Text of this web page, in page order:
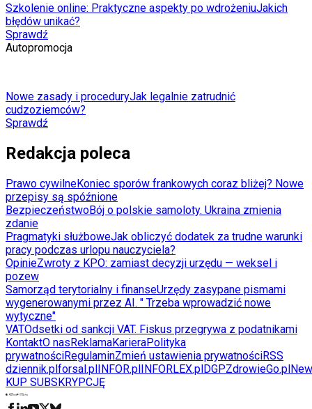
Szkolenie online: Praktyczne aspekty po wdrożeniuJakich
błędów unikać?
Sprawdź
Autopromocja
Nowe zasady i proceduryJak legalnie zatrudnić
cudzoziemców?
Sprawdź
Redakcja poleca
Prawo cywilneKoniec sporów frankowych coraz bliżej? Nowe
przepisy są spóźnione
BezpieczeństwoBój o polskie samoloty. Ukraina zmienia
zdanie
Pragmatyki służboweJak obliczyć dodatek za trudne warunki
pracy podczas urlopu nauczyciela?
OpinieZwroty z KPO: zamiast decyzji urzędu — weksel i
pozew
Samorząd terytorialny i finanseUrzędy zasypane pismami
wygenerowanymi przez AI. " Trzeba wprowadzić nowe
wytyczne"
VATOdsetki od sankcji VAT. Fiskus przegrywa z podatnikami
KontaktO nasReklamaKarieraPolityka
prywatnościRegulaminZmień ustawienia prywatnościRSS
dziennik.plforsal.plINFOR.plINFORLEX.plDGPZdrowieGo.pl
KUP SUBSKRYPCJĘ